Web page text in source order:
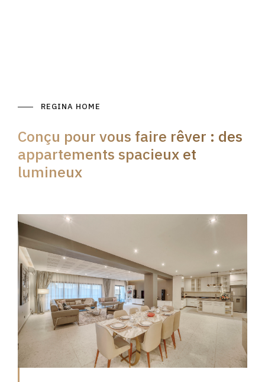
REGINA HOME
Conçu pour vous faire rêver : des
appartements spacieux et
lumineux